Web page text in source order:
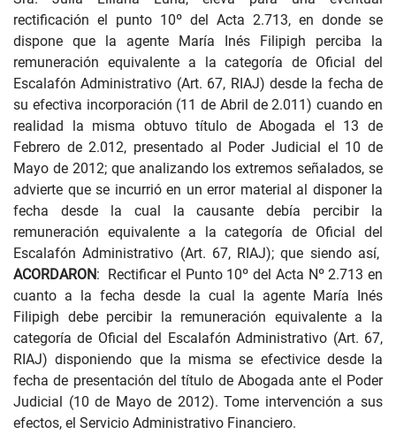
rectificación el punto 10º del Acta 2.713, en donde se
dispone que la agente María Inés Filipigh perciba la
remuneración equivalente a la categoría de Oficial del
Escalafón Administrativo (Art. 67, RIAJ) desde la fecha de
su efectiva incorporación (11 de Abril de 2.011) cuando en
realidad la misma obtuvo título de Abogada el 13 de
Febrero de 2.012, presentado al Poder Judicial el 10 de
Mayo de 2012; que analizando los extremos señalados, se
advierte que se incurrió en un error material al disponer la
fecha desde la cual la causante debía percibir la
remuneración equivalente a la categoría de Oficial del
Escalafón Administrativo (Art. 67, RIAJ); que siendo así,
ACORDARON: Rectificar el Punto 10º del Acta Nº 2.713 en
cuanto a la fecha desde la cual la agente María Inés
Filipigh debe percibir la remuneración equivalente a la
categoría de Oficial del Escalafón Administrativo (Art. 67,
RIAJ) disponiendo que la misma se efectivice desde la
fecha de presentación del título de Abogada ante el Poder
Judicial (10 de Mayo de 2012). Tome intervención a sus
efectos, el Servicio Administrativo Financiero.